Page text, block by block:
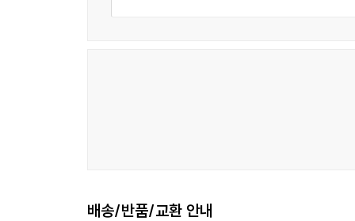
배송/반품/교환 안내